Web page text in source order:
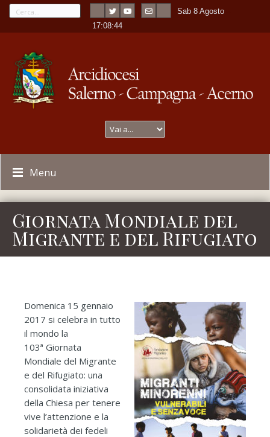
Sab 8 Agosto
17:08:45
Menu
Giornata Mondiale del
Migrante e del Rifugiato
Domenica 15 gennaio
2017 si celebra in tutto
il mondo la
103ª Giornata
Mondiale del Migrante
e del Rifugiato: una
consolidata iniziativa
della Chiesa per tenere
vive l’attenzione e la
solidarietà dei fedeli